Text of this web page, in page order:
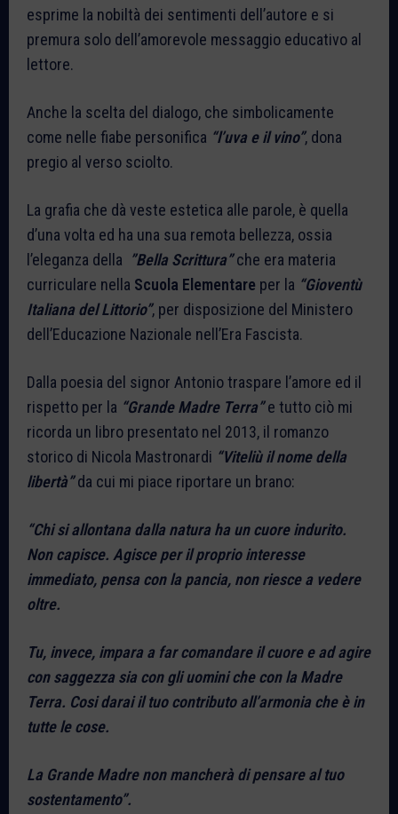
esprime la nobiltà dei sentimenti dell’autore e si
premura solo dell’amorevole messaggio educativo al
lettore.
Anche la scelta del dialogo, che simbolicamente
come nelle fiabe personifica “l’uva e il vino”, dona
pregio al verso sciolto.
La grafia che dà veste estetica alle parole, è quella
d’una volta ed ha una sua remota bellezza, ossia
l’eleganza della ”Bella Scrittura”che era materia
curriculare nella Scuola Elementare per la “Gioventù
Italiana del Littorio”, per disposizione del Ministero
dell’Educazione Nazionale nell’Era Fascista.
Dalla poesia del signor Antonio traspare l’amore ed il
rispetto per la “Grande Madre Terra”e tutto ciò mi
ricorda un libro presentato nel 2013, il romanzo
storico di Nicola Mastronardi “Viteliù il nome della
libertà”da cui mi piace riportare un brano:
“Chi si allontana dalla natura ha un cuore indurito.
Non capisce. Agisce per il proprio interesse
immediato, pensa con la pancia, non riesce a vedere
oltre.
Tu, invece, impara a far comandare il cuore e ad agire
con saggezza sia con gli uomini che con la Madre
Terra. Cosi darai il tuo contributo all’armonia che è in
tutte le cose.
La Grande Madre non mancherà di pensare al tuo
sostentamento”.